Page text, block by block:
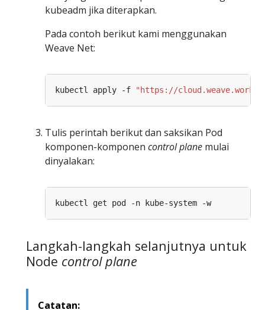
kubeadm jika diterapkan.
Pada contoh berikut kami menggunakan
Weave Net:
kubectl apply -f "https://cloud.weave.works/
Tulis perintah berikut dan saksikan Pod
komponen-komponen control plane mulai
dinyalakan:
Langkah-langkah selanjutnya untuk
Node control plane
Catatan: